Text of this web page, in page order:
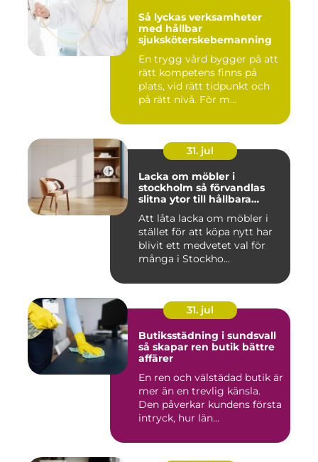
Så lyckas verksamheter
med hållbar
sjuksköterskebemanning
En trygg vård bygger på att
rätt kompetens finns på
plats, vid rätt tidpunkt och
på rätt nivå. För m...
31. jul
Lacka om möbler i
stockholm så förvandlas
slitna ytor till hållbara
Att låta lacka om möbler i
stället för att köpa nytt har
blivit ett medvetet val för
många i Stockho...
31. jul
Butiksstädning i sundsvall
så skapar ren butik bättre
affärer
En ren och välstädad butik är
mer än en trevlig känsla.
Den påverkar kundens första
intryck, hur län...